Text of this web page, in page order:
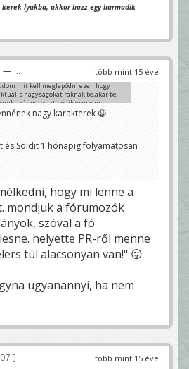
lyukba, akkor hozz egy harmadik
több mint 15 éve
— ...
mit kell meglepődni ezen hogy
nagyságokat raknak be,akár be
akár nem,ezt nézik,erre van
a műsort ha olyan normális,vagy
emberkék lennének benn
lenne minden összefoglalóban
nagy karakterek 😀
és Soldit 1 hónapig folyamatosan
hogy mi lenne a
mondjuk a fórumozók
szóval a fó
helyette PR-ről menne
túl alacsonyan van!" 😛
ugyanannyi, ha nem
több mint 15 éve